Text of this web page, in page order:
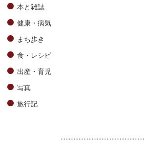
本と雑誌
健康・病気
まち歩き
食・レシピ
出産・育児
写真
旅行記